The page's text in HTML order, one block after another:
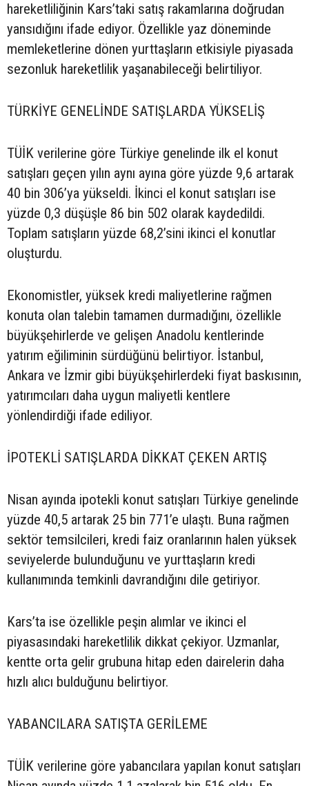
hareketliliğinin Kars’taki satış rakamlarına doğrudan
yansıdığını ifade ediyor. Özellikle yaz döneminde
memleketlerine dönen yurttaşların etkisiyle piyasada
sezonluk hareketlilik yaşanabileceği belirtiliyor.
TÜRKİYE GENELİNDE SATIŞLARDA YÜKSELİŞ
TÜİK verilerine göre Türkiye genelinde ilk el konut
satışları geçen yılın aynı ayına göre yüzde 9,6 artarak
40 bin 306’ya yükseldi. İkinci el konut satışları ise
yüzde 0,3 düşüşle 86 bin 502 olarak kaydedildi.
Toplam satışların yüzde 68,2’sini ikinci el konutlar
oluşturdu.
Ekonomistler, yüksek kredi maliyetlerine rağmen
konuta olan talebin tamamen durmadığını, özellikle
büyükşehirlerde ve gelişen Anadolu kentlerinde
yatırım eğiliminin sürdüğünü belirtiyor. İstanbul,
Ankara ve İzmir gibi büyükşehirlerdeki fiyat baskısının,
yatırımcıları daha uygun maliyetli kentlere
yönlendirdiği ifade ediliyor.
İPOTEKLİ SATIŞLARDA DİKKAT ÇEKEN ARTIŞ
Nisan ayında ipotekli konut satışları Türkiye genelinde
yüzde 40,5 artarak 25 bin 771’e ulaştı. Buna rağmen
sektör temsilcileri, kredi faiz oranlarının halen yüksek
seviyelerde bulunduğunu ve yurttaşların kredi
kullanımında temkinli davrandığını dile getiriyor.
Kars’ta ise özellikle peşin alımlar ve ikinci el
piyasasındaki hareketlilik dikkat çekiyor. Uzmanlar,
kentte orta gelir grubuna hitap eden dairelerin daha
hızlı alıcı bulduğunu belirtiyor.
YABANCILARA SATIŞTA GERİLEME
TÜİK verilerine göre yabancılara yapılan konut satışları